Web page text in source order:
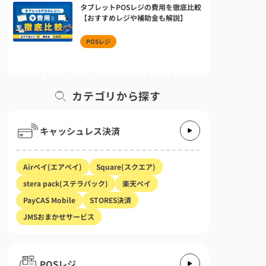
タブレットPOSレジの費用を徹底比較
【おすすめレジや補助金も解説】
POSレジ
カテゴリから探す
キャッシュレス決済
Airペイ(エアペイ)
Square(スクエア)
stera pack(ステラパック)
楽天ペイ
PayCAS Mobile
STORES決済
JMSおまかせサービス